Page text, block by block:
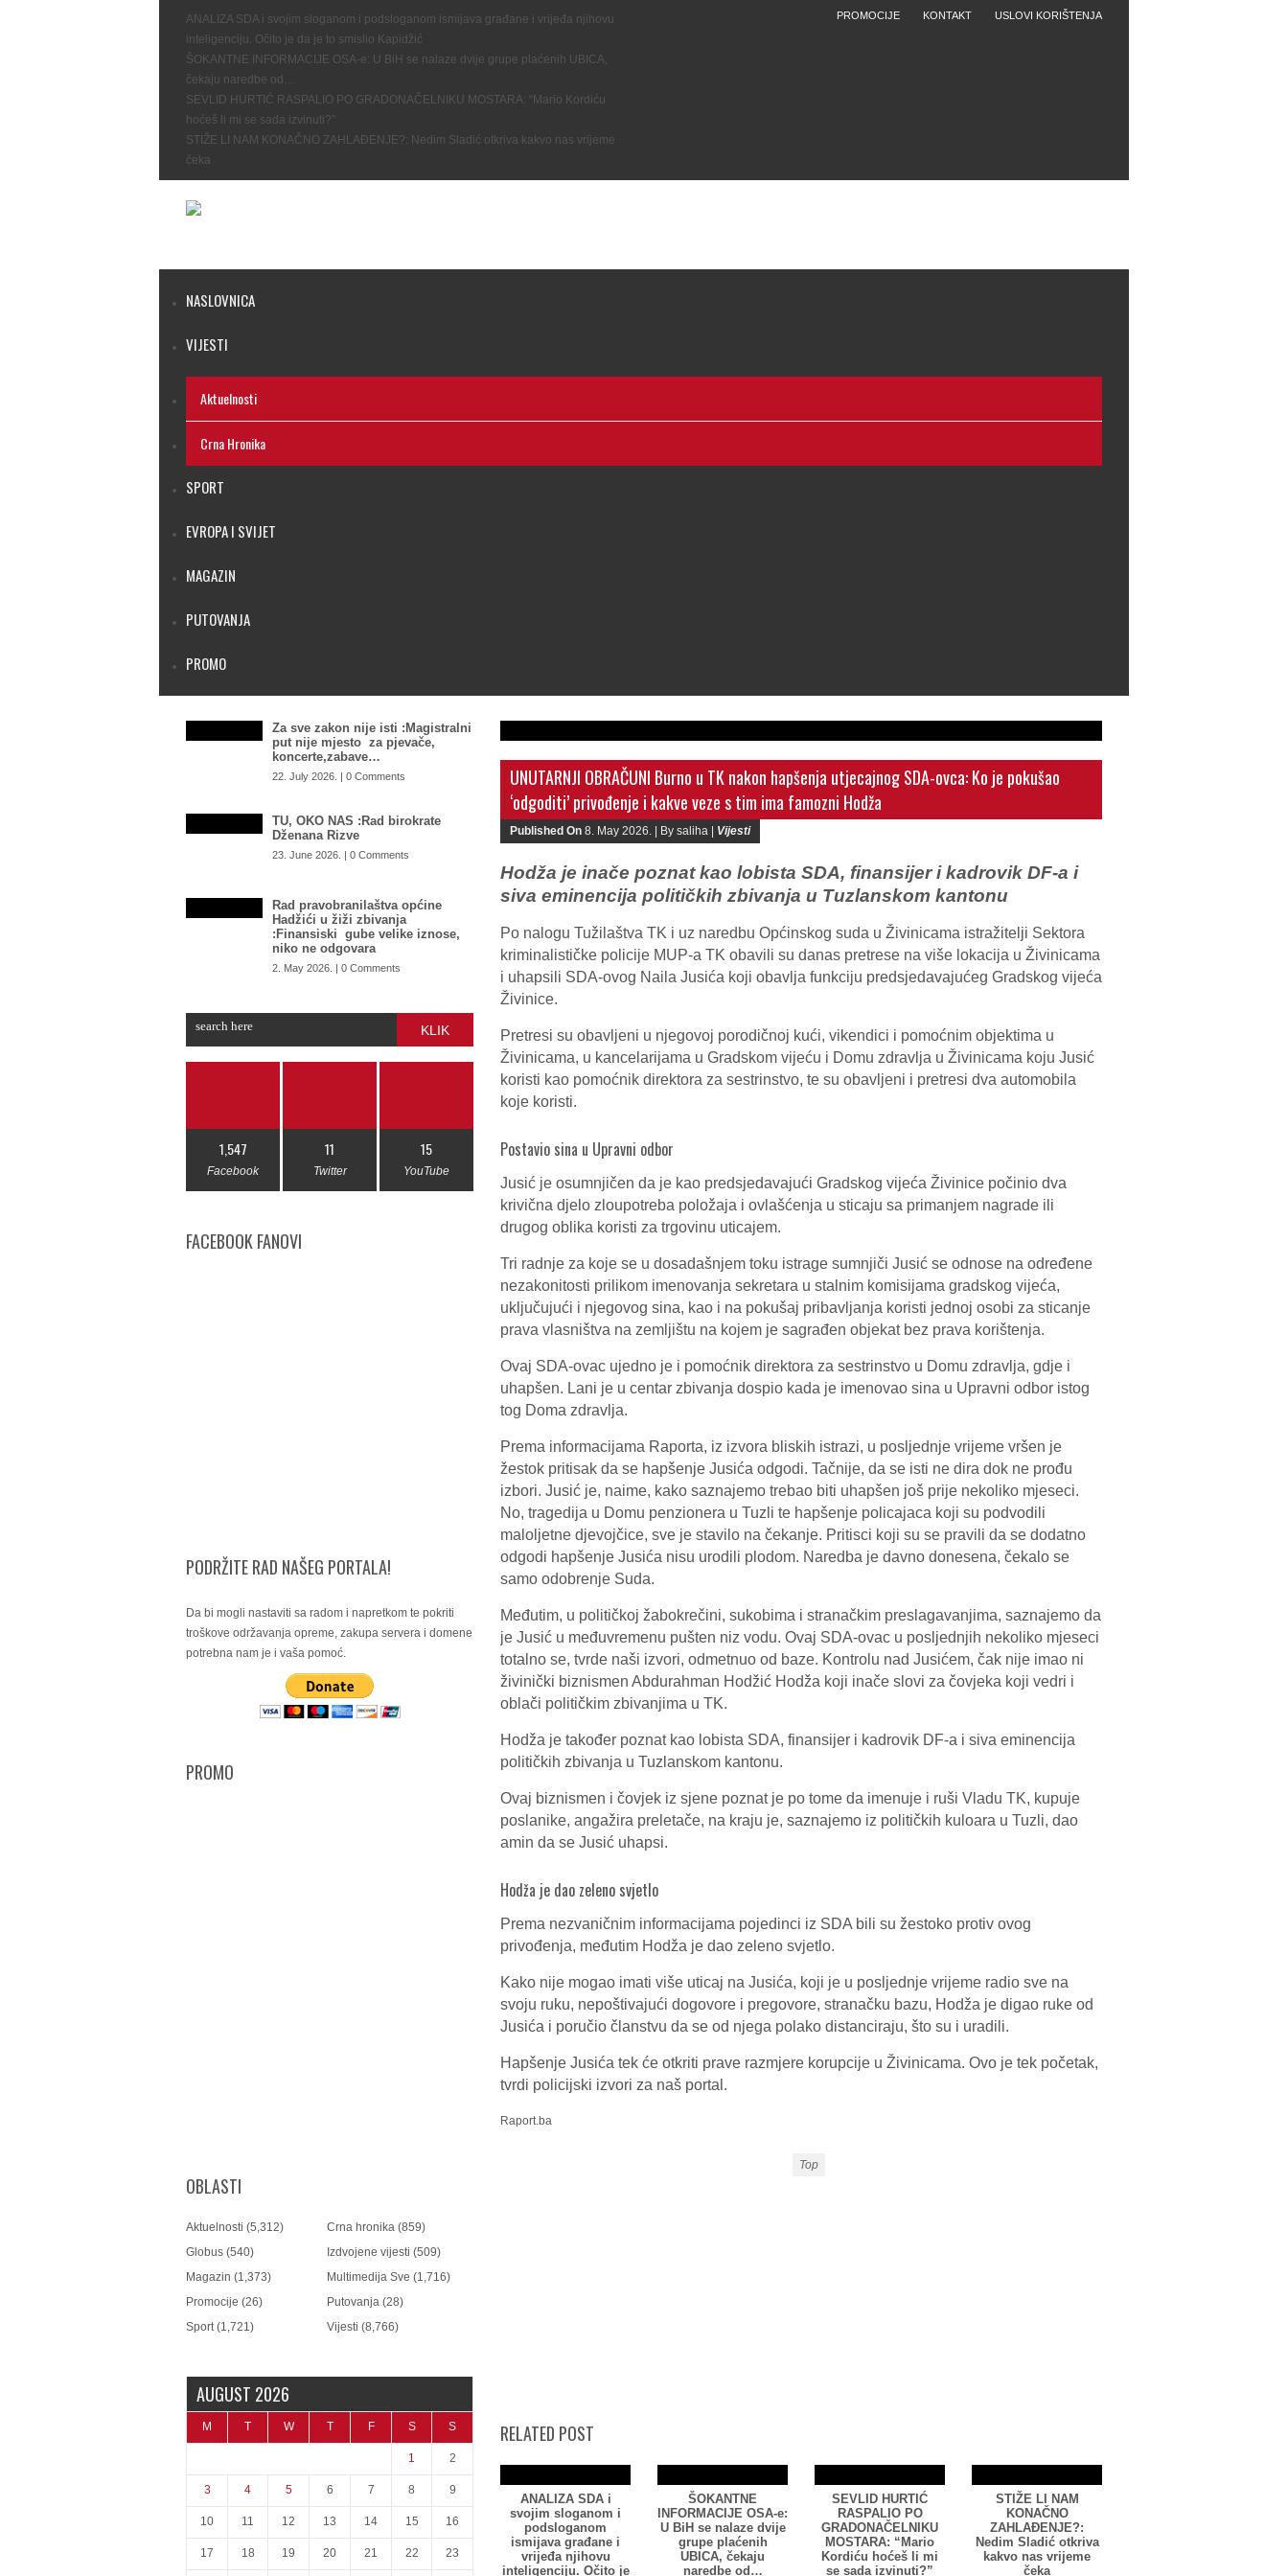
ANALIZA SDA i svojim sloganom i podsloganom ismijava građane i vrijeđa njihovu
inteligenciju. Očito je da je to smislio Kapidžić
ŠOKANTNE INFORMACIJE OSA-e: U BiH se nalaze dvije grupe plaćenih UBICA,
čekaju naredbe od…
SEVLID HURTIĆ RASPALIO PO GRADONAČELNIKU MOSTARA: “Mario Kordiću
hoćeš li mi se sada izvinuti?”
STIŽE LI NAM KONAČNO ZAHLAĐENJE?: Nedim Sladić otkriva kakvo nas vrijeme
čeka
USLOVI KORIŠTENJA
KONTAKT
PROMOCIJE
NASLOVNICA
VIJESTI
Aktuelnosti
Crna Hronika
SPORT
EVROPA I SVIJET
MAGAZIN
PUTOVANJA
PROMO
Za sve zakon nije isti :Magistralni
put nije mjesto za pjevače,
koncerte,zabave…
22. July 2026. | 0 Comments
TU, OKO NAS :Rad birokrate
Dženana Rizve
23. June 2026. | 0 Comments
Rad pravobranilaštva općine
Hadžići u žiži zbivanja
:Finansiski gube velike iznose,
niko ne odgovara
2. May 2026. | 0 Comments
KLIK
1,547
Facebook
11
Twitter
15
YouTube
FACEBOOK FANOVI
PODRŽITE RAD NAŠEG PORTALA!
Da bi mogli nastaviti sa radom i napretkom te pokriti
troškove održavanja opreme, zakupa servera i domene
potrebna nam je i vaša pomoć.
PROMO
OBLASTI
Aktuelnosti (5,312) Crna hronika (859)
Globus (540) Izdvojene vijesti (509)
Magazin (1,373) Multimedija Sve (1,716)
Promocije (26) Putovanja (28)
Sport(1,721) Vijesti (8,766)
AUGUST 2026
M T W T F S S
1 2
3 4 5 6 7 8 9
10 11 12 13 14 15 16
17 18 19 20 21 22 23
UNUTARNJI OBRAČUNI Burno u TK nakon hapšenja utjecajnog SDA-ovca: Ko je pokušao
‘odgoditi’ privođenje i kakve veze s tim ima famozni Hodža
Published On 8. May 2026. | By saliha | Vijesti
Hodža je inače poznat kao lobista SDA, finansijer i kadrovik DF-a i
siva eminencija političkih zbivanja u Tuzlanskom kantonu
Po nalogu Tužilaštva TK i uz naredbu Općinskog suda u Živinicama istražitelji Sektora
kriminalističke policije MUP-a TK obavili su danas pretrese na više lokacija u Živinicama
i uhapsili SDA-ovog Naila Jusića koji obavlja funkciju predsjedavajućeg Gradskog vijeća
Živinice.
Pretresi su obavljeni u njegovoj porodičnoj kući, vikendici i pomoćnim objektima u
Živinicama, u kancelarijama u Gradskom vijeću i Domu zdravlja u Živinicama koju Jusić
koristi kao pomoćnik direktora za sestrinstvo, te su obavljeni i pretresi dva automobila
koje koristi.
Postavio sina u Upravni odbor
Jusić je osumnjičen da je kao predsjedavajući Gradskog vijeća Živinice počinio dva
krivična djelo zloupotreba položaja i ovlašćenja u sticaju sa primanjem nagrade ili
drugog oblika koristi za trgovinu uticajem.
Tri radnje za koje se u dosadašnjem toku istrage sumnjiči Jusić se odnose na određene
nezakonitosti prilikom imenovanja sekretara u stalnim komisijama gradskog vijeća,
uključujući i njegovog sina, kao i na pokušaj pribavljanja koristi jednoj osobi za sticanje
prava vlasništva na zemljištu na kojem je sagrađen objekat bez prava korištenja.
Ovaj SDA-ovac ujedno je i pomoćnik direktora za sestrinstvo u Domu zdravlja, gdje i
uhapšen. Lani je u centar zbivanja dospio kada je imenovao sina u Upravni odbor istog
tog Doma zdravlja.
Prema informacijama Raporta, iz izvora bliskih istrazi, u posljednje vrijeme vršen je
žestok pritisak da se hapšenje Jusića odgodi. Tačnije, da se isti ne dira dok ne prođu
izbori. Jusić je, naime, kako saznajemo trebao biti uhapšen još prije nekoliko mjeseci.
No, tragedija u Domu penzionera u Tuzli te hapšenje policajaca koji su podvodili
maloljetne djevojčice, sve je stavilo na čekanje. Pritisci koji su se pravili da se dodatno
odgodi hapšenje Jusića nisu urodili plodom. Naredba je davno donesena, čekalo se
samo odobrenje Suda.
Međutim, u političkoj žabokrečini, sukobima i stranačkim preslagavanjima, saznajemo da
je Jusić u međuvremenu pušten niz vodu. Ovaj SDA-ovac u posljednjih nekoliko mjeseci
totalno se, tvrde naši izvori, odmetnuo od baze. Kontrolu nad Jusićem, čak nije imao ni
živinički biznismen Abdurahman Hodžić Hodža koji inače slovi za čovjeka koji vedri i
oblači političkim zbivanjima u TK.
Hodža je također poznat kao lobista SDA, finansijer i kadrovik DF-a i siva eminencija
političkih zbivanja u Tuzlanskom kantonu.
Ovaj biznismen i čovjek iz sjene poznat je po tome da imenuje i ruši Vladu TK, kupuje
poslanike, angažira preletače, na kraju je, saznajemo iz političkih kuloara u Tuzli, dao
amin da se Jusić uhapsi.
Hodža je dao zeleno svjetlo
Prema nezvaničnim informacijama pojedinci iz SDA bili su žestoko protiv ovog
privođenja, međutim Hodža je dao zeleno svjetlo.
Kako nije mogao imati više uticaj na Jusića, koji je u posljednje vrijeme radio sve na
svoju ruku, nepoštivajući dogovore i pregovore, stranačku bazu, Hodža je digao ruke od
Jusića i poručio članstvu da se od njega polako distanciraju, što su i uradili.
Hapšenje Jusića tek će otkriti prave razmjere korupcije u Živinicama. Ovo je tek početak,
tvrdi policijski izvori za naš portal.
Raport.ba
Top
RELATED POST
ANALIZA SDA i
svojim sloganom i
podsloganom
ismijava građane i
vrijeđa njihovu
inteligenciju. Očito je
ŠOKANTNE
INFORMACIJE OSA-e:
U BiH se nalaze dvije
grupe plaćenih
UBICA, čekaju
naredbe od…
SEVLID HURTIĆ
RASPALIO PO
GRADONAČELNIKU
MOSTARA: “Mario
Kordiću hoćeš li mi
se sada izvinuti?”
STIŽE LI NAM
KONAČNO
ZAHLAĐENJE?:
Nedim Sladić otkriva
kakvo nas vrijeme
čeka